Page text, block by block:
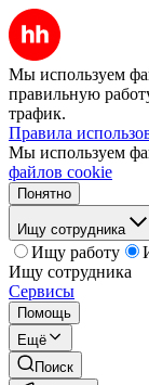
Мы используем
правильную
трафик.
Правила
Мы используем
файлов cookie
Понятно
Ищу сотрудника
Ищу работу
Ищу сотрудника
Сервисы
Помощь
Ещё
Поиск